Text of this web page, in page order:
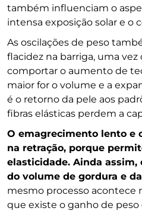
também influenciam o
intensa exposição solar e o
As oscilações de peso
flacidez na barriga, uma vez
comportar o aumento de
maior for o volume e a
é o retorno da pele aos
fibras elásticas perdem a
O emagrecimento lento e
na retração, porque
elasticidade. Ainda
do volume de gordura e
mesmo processo acontece
que existe o ganho de